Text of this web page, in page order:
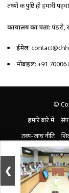
तथ्यों की पुष्टि ही हमारी
कार्यालय का पता:पंडरी,
ईमेल:
मोबाइल: +91 70006
©
हमारे बारे में
तथ्य-जांच नीति
❮